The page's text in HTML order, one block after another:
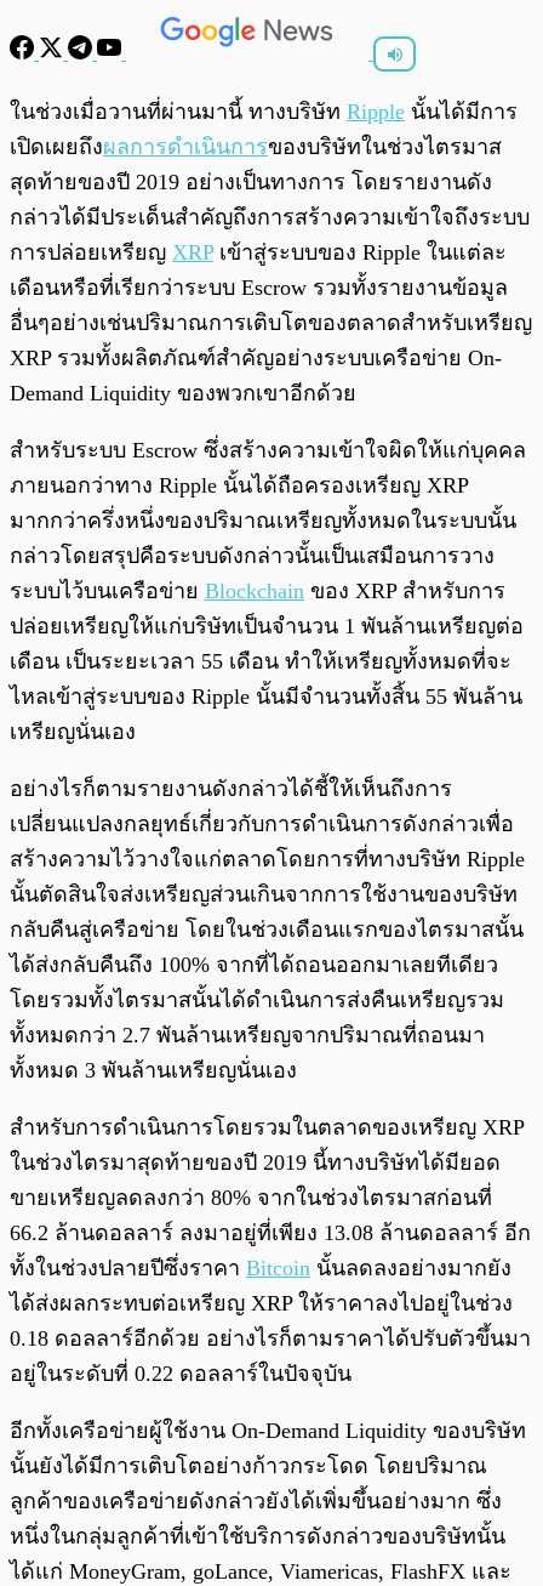
พร้อมเล่น 0:00 /0:00
ในช่วงเมื่อวานที่ผ่านมานี้ ทางบริษัท Ripple นั้นได้มีการ
เปิดเผยถึงผลการดำเนินการของบริษัทในช่วงไตรมาส
สุดท้ายของปี 2019 อย่างเป็นทางการ โดยรายงานดัง
กล่าวได้มีประเด็นสำคัญถึงการสร้างความเข้าใจถึงระบบ
การปล่อยเหรียญ XRPเข้าสู่ระบบของ Ripple ในแต่ละ
เดือนหรือที่เรียกว่าระบบ Escrow รวมทั้งรายงานข้อมูล
อื่นๆอย่างเช่นปริมาณการเติบโตของตลาดสำหรับเหรียญ
XRP รวมทั้งผลิตภัณฑ์สำคัญอย่างระบบเครือข่าย On-
Demand Liquidity ของพวกเขาอีกด้วย
สำหรับระบบ Escrow ซึ่งสร้างความเข้าใจผิดให้แก่บุคคล
ภายนอกว่าทาง Ripple นั้นได้ถือครองเหรียญ XRP
มากกว่าครึ่งหนึ่งของปริมาณเหรียญทั้งหมดในระบบนั้น
กล่าวโดยสรุปคือระบบดังกล่าวนั้นเป็นเสมือนการวาง
ระบบไว้บนเครือข่าย Blockchain ของ XRP สำหรับการ
ปล่อยเหรียญให้แก่บริษัทเป็นจำนวน 1 พันล้านเหรียญต่อ
เดือน เป็นระยะเวลา 55 เดือน ทำให้เหรียญทั้งหมดที่จะ
ไหลเข้าสู่ระบบของ Ripple นั้นมีจำนวนทั้งสิ้น 55 พันล้าน
เหรียญนั่นเอง
อย่างไรก็ตามรายงานดังกล่าวได้ชี้ให้เห็นถึงการ
เปลี่ยนแปลงกลยุทธ์เกี่ยวกับการดำเนินการดังกล่าวเพื่อ
สร้างความไว้วางใจแก่ตลาดโดยการที่ทางบริษัท Ripple
นั้นตัดสินใจส่งเหรียญส่วนเกินจากการใช้งานของบริษัท
กลับคืนสู่เครือข่าย โดยในช่วงเดือนแรกของไตรมาสนั้น
ได้ส่งกลับคืนถึง 100% จากที่ได้ถอนออกมาเลยทีเดียว
โดยรวมทั้งไตรมาสนั้นได้ดำเนินการส่งคืนเหรียญรวม
ทั้งหมดกว่า 2.7 พันล้านเหรียญจากปริมาณที่ถอนมา
ทั้งหมด 3 พันล้านเหรียญนั่นเอง
สำหรับการดำเนินการโดยรวมในตลาดของเหรียญ XRP
ในช่วงไตรมาสุดท้ายของปี 2019 นี้ทางบริษัทได้มียอด
ขายเหรียญลดลงกว่า 80% จากในช่วงไตรมาสก่อนที่
66.2 ล้านดอลลาร์ ลงมาอยู่ที่เพียง 13.08 ล้านดอลลาร์ อีก
ทั้งในช่วงปลายปีซึ่งราคา Bitcoin นั้นลดลงอย่างมากยัง
ได้ส่งผลกระทบต่อเหรียญ XRP ให้ราคาลงไปอยู่ในช่วง
0.18 ดอลลาร์อีกด้วย อย่างไรก็ตามราคาได้ปรับตัวขึ้นมา
อยู่ในระดับที่ 0.22 ดอลลาร์ในปัจจุบัน
อีกทั้งเครือข่ายผู้ใช้งาน On-Demand Liquidity ของบริษัท
นั้นยังได้มีการเติบโตอย่างก้าวกระโดด โดยปริมาณ
ลูกค้าของเครือข่ายดังกล่าวยังได้เพิ่มขึ้นอย่างมาก ซึ่ง
หนึ่งในกลุ่มลูกค้าที่เข้าใช้บริการดังกล่าวของบริษัทนั้น
ได้แก่ MoneyGram, goLance, Viamericas, FlashFX และ